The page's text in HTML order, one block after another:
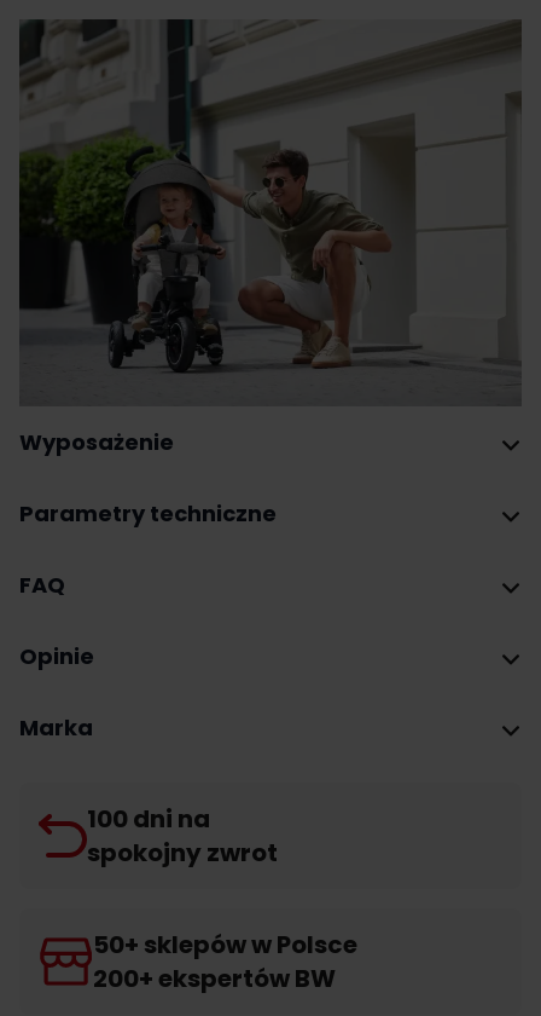
Wyposażenie
Parametry techniczne
FAQ
Opinie
Marka
100 dni na
spokojny zwrot
50+ sklepów w Polsce
200+ ekspertów BW